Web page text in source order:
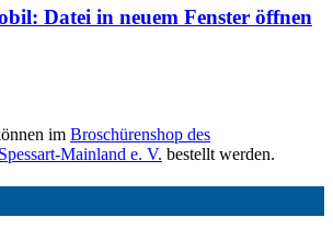
: Datei in neuem Fenster öffnen
im Broschürenshop des
Mainland e. V. bestellt werden.